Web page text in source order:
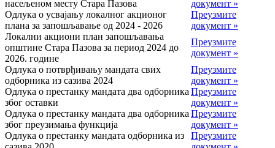
насељеном месту Стара Пазова
документ »
Одлука о усвајању локалног акционог
плана за запошљавање од 2024 - 2026
Преузмите
документ »
Локални акциони план запошљавања
општине Стара Пазова за период 2024 до
2026. године
Преузмите
документ »
Одлука о потврђивању мандата свих
одборника из сазива 2024
Преузмите
документ »
Одлука о престанку мандата два одборника
због оставки
Преузмите
документ »
Одлука о престанку мандата два одборника
због преузимања функција
Преузмите
документ »
Одлука о престанку мандата одборника из
Преузмите